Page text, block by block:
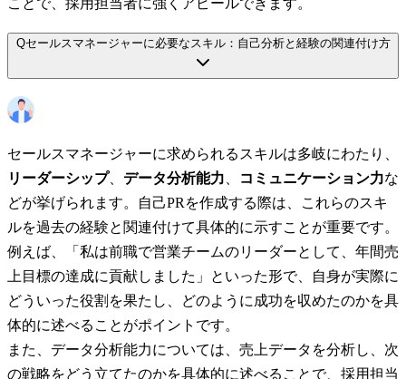
Qセールスマネージャーに必要なスキル：自己分析と経験の関連付け方
セールスマネージャーに求められるスキルは多岐にわたり、
リーダーシップ、 データ分析能力 コミュニケーション力な
どが挙げられます。自己PRを作成する際は、これらのスキ
ルを過去の経験と関連付けて具体的に示すことが重要です。
例えば、「私は前職で営業チームのリーダーとして、年間売
上目標の達成に貢献しました」といった形で、自身が実際に
どういった役割を果たし、どのように成功を収めたのかを具
体的に述べることがポイントです。
また、データ分析能力については、売上データを分析し、次
の戦略をどう立てたのかを具体的に述べることで、採用担当